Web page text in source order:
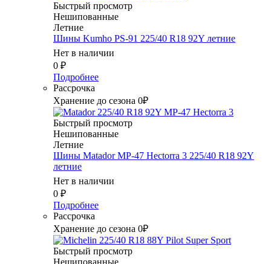
Быстрый просмотр
Нешипованные
Летние
Шины Kumho PS-91 225/40 R18 92Y летние
Нет в наличии
0 ₽
Подробнее
Рассрочка
Хранение до сезона 0₽
Быстрый просмотр
Нешипованные
Летние
Шины Matador MP-47 Hectorra 3 225/40 R18 92Y
летние
Нет в наличии
0 ₽
Подробнее
Рассрочка
Хранение до сезона 0₽
Быстрый просмотр